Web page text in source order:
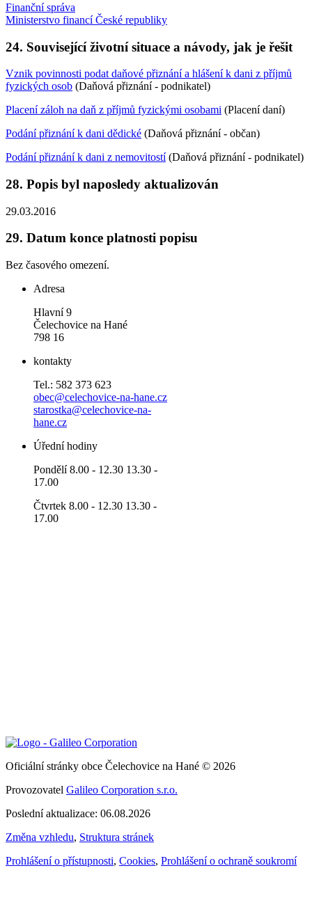
Finanční správa
Ministerstvo financí České republiky
24. Související životní situace a návody, jak je řešit
Vznik povinnosti podat daňové přiznání a hlášení k dani z příjmů
fyzických osob (Daňová přiznání - podnikatel)
Placení záloh na daň z příjmů fyzickými osobami (Placení daní)
Podání přiznání k dani dědické (Daňová přiznání - občan)
Podání přiznání k dani z nemovitostí(Daňová přiznání - podnikatel)
28. Popis byl naposledy aktualizován
29.03.2016
29. Datum konce platnosti popisu
Bez časového omezení.
Adresa
Hlavní 9
Čelechovice na Hané
798 16
kontakty
Tel.: 582 373 623
obec@celechovice-na-hane.cz
starostka@celechovice-na-
hane.cz
Úřední hodiny
Pondělí 8.00 - 12.30 13.30 -
17.00
Čtvrtek 8.00 - 12.30 13.30 -
17.00
Oficiální stránky obce Čelechovice na Hané © 2026
Provozovatel Galileo Corporation s.r.o.
Poslední aktualizace: 06.08.2026
Změna vzhledu, Struktura stránek
Prohlášení o přístupnosti, Cookies, Prohlášení o ochraně soukromí